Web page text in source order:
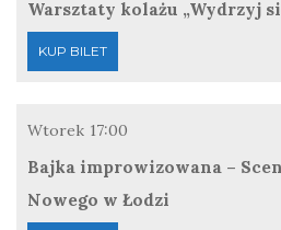
Warsztaty kolażu „Wydrzyj
KUP BILET
Bajka improwizowana –
Nowego w Łodzi
Wtorek 17:00